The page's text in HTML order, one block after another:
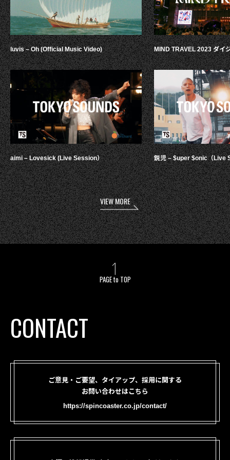
luvis – Oh (Official Music Video)
aimi – Lovesick (Live Session）
MIND TRAVEL 2023 ダイ
鋭児 – $uper $onic（Live
VIEW MORE
PAGE to TOP
CONTACT
ご意見・ご要望、タイアップ、採用に関する
お問い合わせはこちら
https://spincoaster.co.jp/contact/